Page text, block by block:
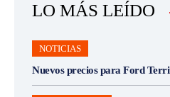
LO MÁS LEÍDO
NOTICIAS
Nuevos precios para Ford